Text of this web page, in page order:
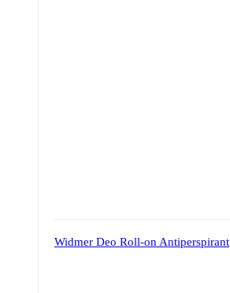
Widmer Deo Roll-on Antiperspirant